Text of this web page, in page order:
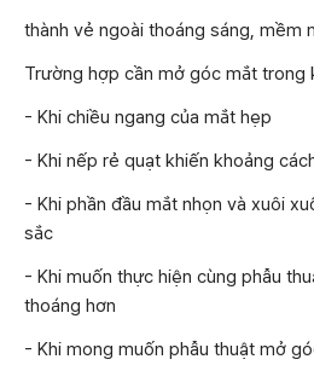
thành vẻ ngoài thoáng sáng, mềm
Trường hợp cần mở góc mắt trong
- Khi chiều ngang của mắt hẹp
- Khi nếp rẻ quạt khiến khoảng
- Khi phần đầu mắt nhọn và xuôi
sắc
- Khi muốn thực hiện cùng phẫu
thoáng hơn
- Khi mong muốn phẫu thuật mở